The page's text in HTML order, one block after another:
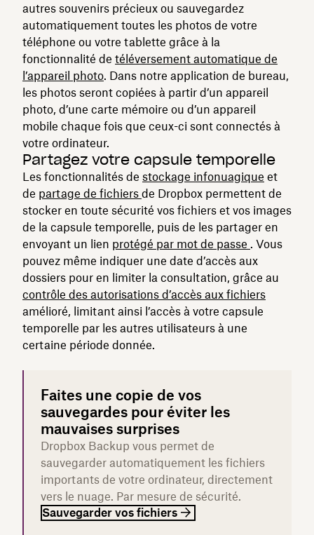
autres souvenirs précieux ou sauvegardez
automatiquement toutes les photos de votre
téléphone ou votre tablette grâce à la
fonctionnalité de téléversement automatique de
l’appareil photo. Dans notre application de bureau,
les photos seront copiées à partir d’un appareil
photo, d’une carte mémoire ou d’un appareil
mobile chaque fois que ceux-ci sont connectés à
votre ordinateur.
Partagez votre capsule temporelle
Les fonctionnalités de stockage infonuagique et
de partage de fichiers de Dropbox permettent de
stocker en toute sécurité vos fichiers et vos images
de la capsule temporelle, puis de les partager en
envoyant un lien protégé par mot de passe . Vous
pouvez même indiquer une date d’accès aux
dossiers pour en limiter la consultation, grâce au
contrôle des autorisations d’accès aux fichiers
amélioré, limitant ainsi l’accès à votre capsule
temporelle par les autres utilisateurs à une
certaine période donnée.
Faites une copie de vos
sauvegardes pour éviter les
mauvaises surprises
Dropbox Backup vous permet de
sauvegarder automatiquement les fichiers
importants de votre ordinateur, directement
vers le nuage. Par mesure de sécurité.
Sauvegarder vos fichiers